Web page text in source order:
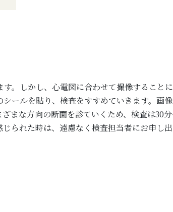
。しかし、心電図に合わせて撮像すること
ールを貼り、検査をすすめていきます。画
まな方向の断面を診ていくため、検査は30
られた時は、遠慮なく検査担当者にお申し出